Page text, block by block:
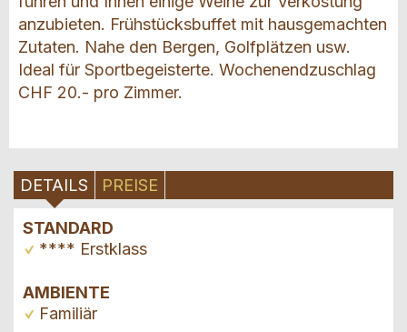
anzubieten. Frühstücksbuffet mit hausgemachten
Zutaten. Nahe den Bergen, Golfplätzen usw.
Ideal für Sportbegeisterte. Wochenendzuschlag
CHF 20.- pro Zimmer.
DETAILS PREISE
STANDARD
**** Erstklass
AMBIENTE
Familiär